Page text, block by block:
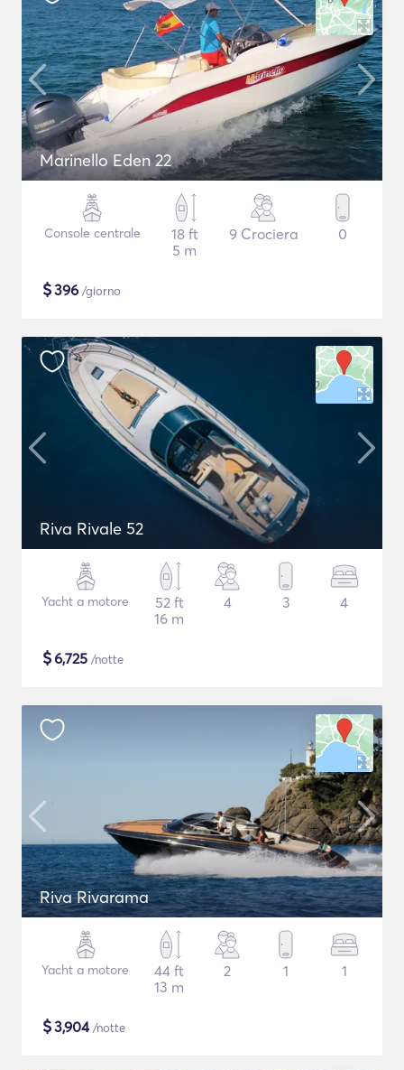
Marinello Eden 22
Console centrale
18 ft
5 m
9 Crociera 0
$396 /giorno
Riva Rivale 52
Yacht a motore
52 ft
16 m
4 3 4
$6,725 /notte
Riva Rivarama
Yacht a motore
44 ft
13 m
2 1 1
$3,904/notte